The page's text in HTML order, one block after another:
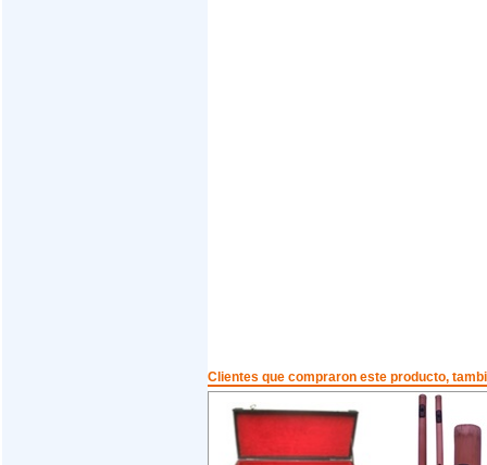
Clientes que compraron este producto,